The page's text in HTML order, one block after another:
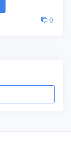
0